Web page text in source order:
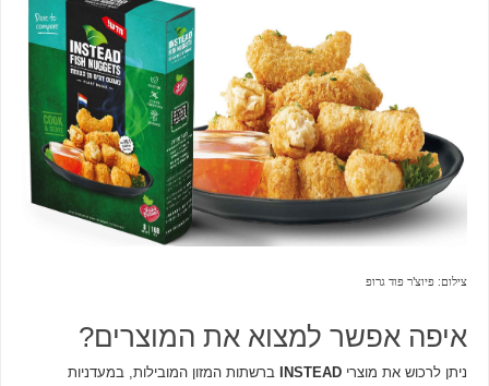
צילום: פיוצ'ר פוד גרופ
איפה אפשר למצוא את המוצרים?
ניתן לרכוש את מוצרי INSTEAD ברשתות המזון המובילות, במעדניות